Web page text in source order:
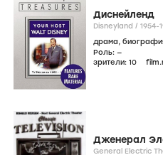
Диснейленд
Disneyland / 1954-
драма,
Роль: —
зрители: 10
Дженерал